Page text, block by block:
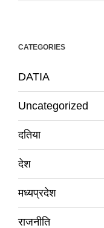
CATEGORIES
DATIA
Uncategorized
दतिया
देश
मध्यप्रदेश
राजनीति